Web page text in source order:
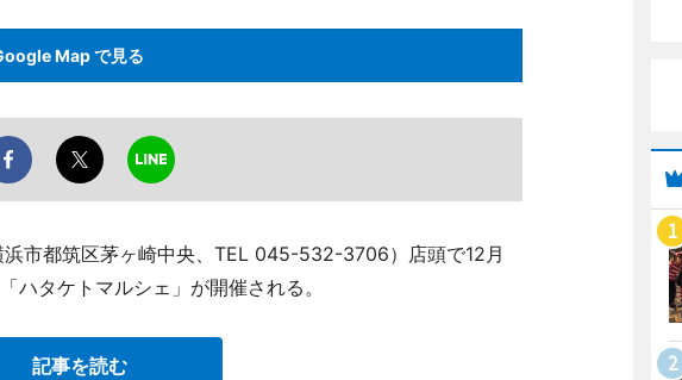
Map で見る
市都筑区茅ヶ崎中央、TEL 045-532-3706）店頭で12月
ハタケトマルシェ」が開催される。
記事を読む